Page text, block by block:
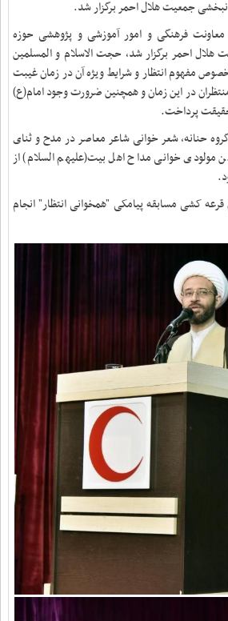
جمعیت هلال احمر برگزار شد.
فرهنگی و امور آموزشی و پژوهشی حوزه
هلال احمر برگزار شد، حجت الاسلام و المسلمین
مفهوم انتظار و شرایط ویژه آن در زمان غیبت
در این زمان و همچنین ضرورت وجود امام(ع)
پرداخت.
حنانه، شعر خوانی شاعر معاصر در مدح و ثنای
خوانی مداح اهل بیت(علیهم السلام) از
کشی مسابقه پیامکی "همخوانی انتظار" انجام